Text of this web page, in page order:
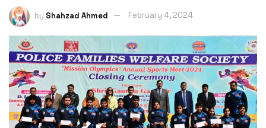
by Shahzad Ahmed February 4, 2024